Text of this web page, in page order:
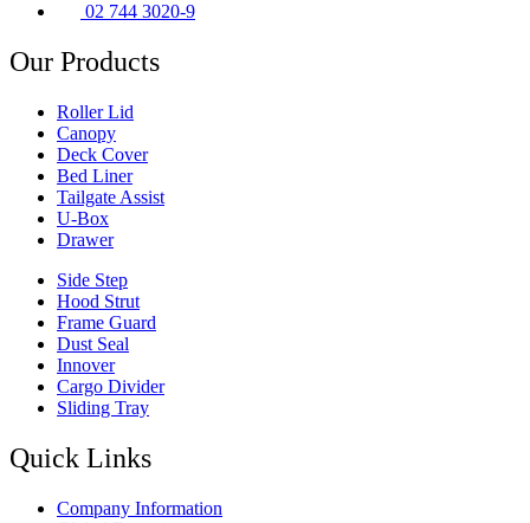
02 744 3020-9
Our Products
Roller Lid
Canopy
Deck Cover
Bed Liner
Tailgate Assist
U-Box
Drawer
Side Step
Hood Strut
Frame Guard
Dust Seal
Innover
Cargo Divider
Sliding Tray
Quick Links
Company Information